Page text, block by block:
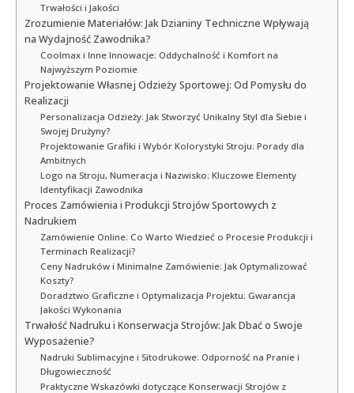
Trwałości i Jakości
Zrozumienie Materiałów: Jak Dzianiny Techniczne Wpływają
na Wydajność Zawodnika?
Coolmax i Inne Innowacje: Oddychalność i Komfort na
Najwyższym Poziomie
Projektowanie Własnej Odzieży Sportowej: Od Pomysłu do
Realizacji
Personalizacja Odzieży: Jak Stworzyć Unikalny Styl dla Siebie i
Swojej Drużyny?
Projektowanie Grafiki i Wybór Kolorystyki Stroju: Porady dla
Ambitnych
Logo na Stroju, Numeracja i Nazwisko: Kluczowe Elementy
Identyfikacji Zawodnika
Proces Zamówienia i Produkcji Strojów Sportowych z
Nadrukiem
Zamówienie Online: Co Warto Wiedzieć o Procesie Produkcji i
Terminach Realizacji?
Ceny Nadruków i Minimalne Zamówienie: Jak Optymalizować
Koszty?
Doradztwo Graficzne i Optymalizacja Projektu: Gwarancja
Jakości Wykonania
Trwałość Nadruku i Konserwacja Strojów: Jak Dbać o Swoje
Wyposażenie?
Nadruki Sublimacyjne i Sitodrukowe: Odporność na Pranie i
Długowieczność
Praktyczne Wskazówki dotyczące Konserwacji Strojów z